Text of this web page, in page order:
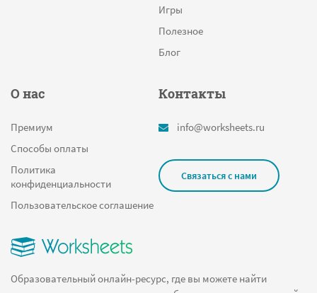
Образовательный онлайн-ресурс, где вы можете найти
Игры
Полезное
Блог
О нас
Премиум
Способы оплаты
Политика
конфиденциальности
Пользовательское соглашение
Контакты
info@worksheets.ru
Связаться с нами